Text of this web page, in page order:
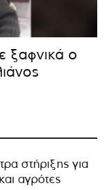
ξαφνικά ο
στήριξης για
αγρότες